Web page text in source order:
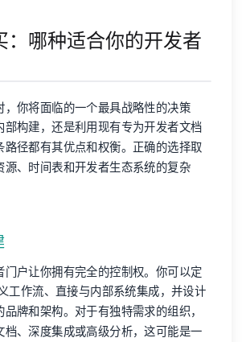
：哪种适合你的开发者
，你将面临的一个最具战略性的决策
部构建，还是利用现有专为开发者文档
路径都有其优点和权衡。正确的选择取
源、时间表和开发者生态系统的复杂
门户让你拥有完全的控制权。你可以定
工作流、直接与内部系统集成，并设计
牌和架构。对于有独特需求的组织，
档、深度集成或高级分析，这可能是一